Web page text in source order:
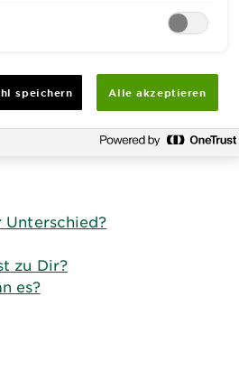
Olia Gloss Toning Hair Mask
Unterschied?
zu Dir?
es?
speichern Alle akzeptieren